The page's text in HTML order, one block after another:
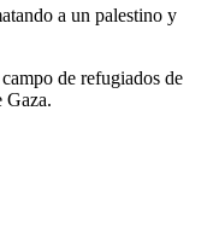
a un palestino y
de refugiados de
Gaza.